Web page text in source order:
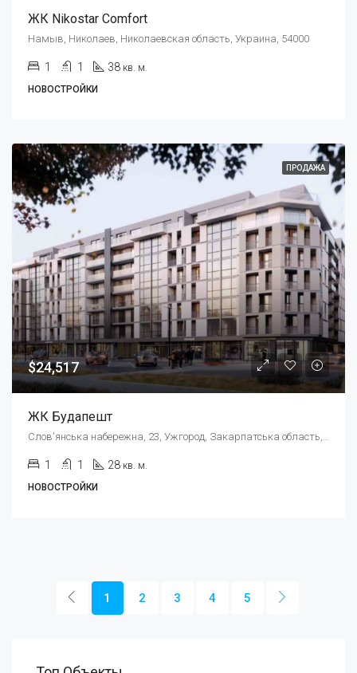
ЖК Nikostar Comfort
Намыв, Николаев, Николаевская область, Украина, 54000
1 1 38 кв. м.
НОВОСТРОЙКИ
ПРОДАЖА
$24,517
ЖК Будапешт
Слов'янська набережна, 23, Ужгород, Закарпатська область, Украина, 88000
1 1 28 кв. м.
НОВОСТРОЙКИ
1 2 3 4 5